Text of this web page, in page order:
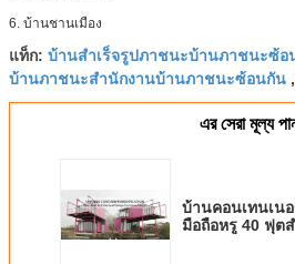
6. บ้านชานเมือง
แท็ก: บ้านสำเร็จรูปภาชนะบ้านภาชนะซ้อ
บ้านภาชนะสำนักงานบ้านภาชนะซ้อนกัน ,
এর সেরা মূল্য
บ้านคอนเทนเน
มือถือหรู 40 ฟุต